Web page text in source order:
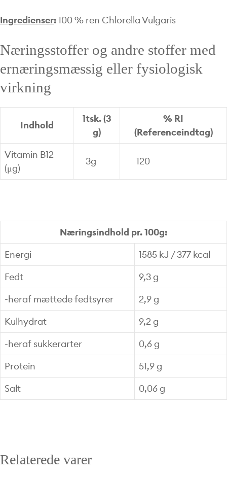
Ingredienser:100 % ren Chlorella Vulgaris
Næringsstoffer og andre stoffer med
ernæringsmæssig eller fysiologisk
virkning
Indhold
1tsk. (3
g)
% RI
(Referenceindtag)
Vitamin B12
(μg)
3g 120
Næringsindhold pr. 100g:
Energi
1585 kJ / 377 kcal
Fedt
9,3 g
-heraf mættede fedtsyrer
2,9 g
Kulhydrat
9,2 g
-heraf sukkerarter
0,6 g
Protein
51,9 g
Salt
0,06 g
Relaterede varer